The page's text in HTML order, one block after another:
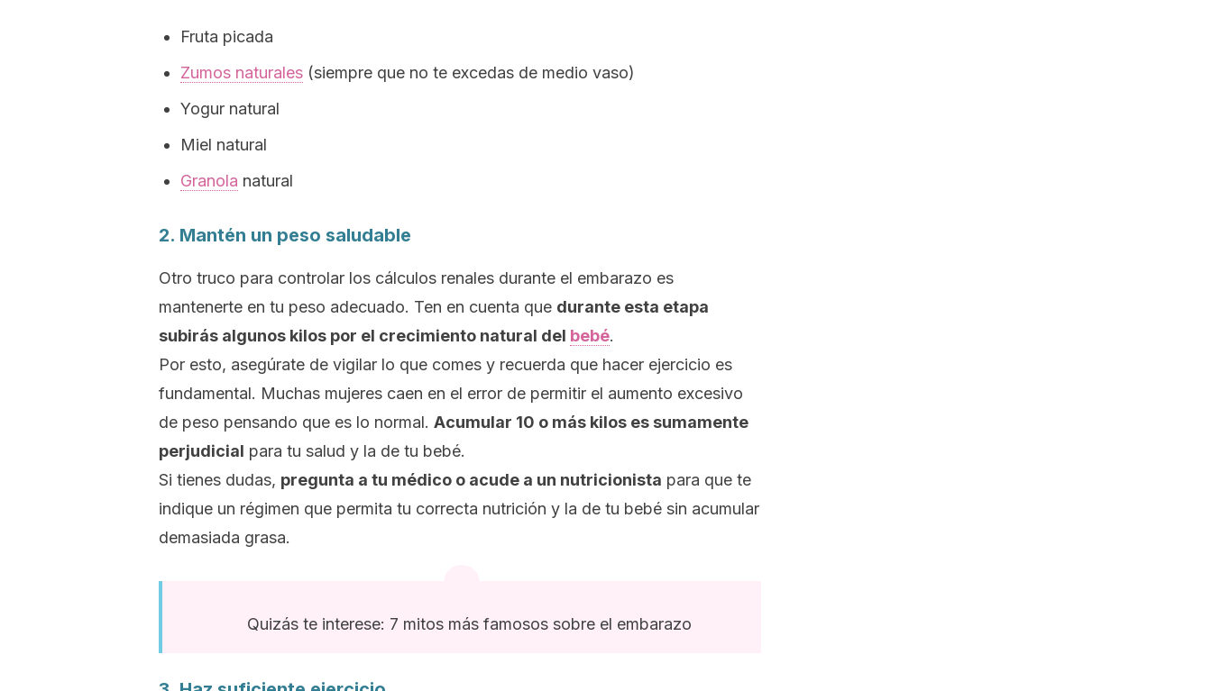
Fruta picada
Zumos naturales (siempre que no te excedas de medio vaso)
Yogur natural
Miel natural
Granola natural
2. Mantén un peso saludable
Otro truco para controlar los cálculos renales durante el embarazo es
mantenerte en tu peso adecuado. Ten en cuenta que durante esta etapa
subirás algunos kilos por el crecimiento natural del bebé.
Por esto, asegúrate de vigilar lo que comes y recuerda que hacer ejercicio es
fundamental. Muchas mujeres caen en el error de permitir el aumento excesivo
de peso pensando que es lo normal. Acumular 10 o más kilos es sumamente
perjudicial para tu salud y la de tu bebé.
Si tienes dudas, pregunta a tu médico o acude a un nutricionista para que te
indique un régimen que permita tu correcta nutrición y la de tu bebé sin acumular
demasiada grasa.
Quizás te interese: 7 mitos más famosos sobre el embarazo